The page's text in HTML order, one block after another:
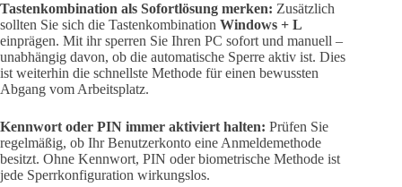
Tastenkombination als Sofortlösung merken: Zusätzlich
sollten Sie sich die Tastenkombination Windows + L
einprägen. Mit ihr sperren Sie Ihren PC sofort und manuell –
unabhängig davon, ob die automatische Sperre aktiv ist. Dies
ist weiterhin die schnellste Methode für einen bewussten
Abgang vom Arbeitsplatz.
Kennwort oder PIN immer aktiviert halten: Prüfen Sie
regelmäßig, ob Ihr Benutzerkonto eine Anmeldemethode
besitzt. Ohne Kennwort, PIN oder biometrische Methode ist
jede Sperrkonfiguration wirkungslos.